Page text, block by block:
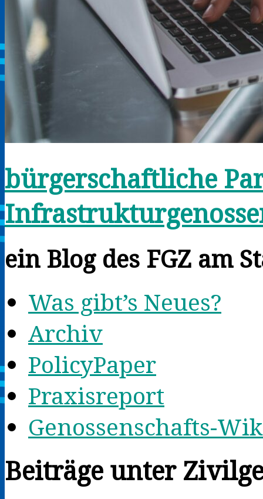
bürgerschaftliche
ein Blog des FGZ am
Was gibt’s Neues?
Archiv
PolicyPaper
Praxisreport
Genossenschafts-
Beiträge unter